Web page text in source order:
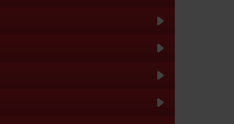
uvoľnenie pre Vaše telo